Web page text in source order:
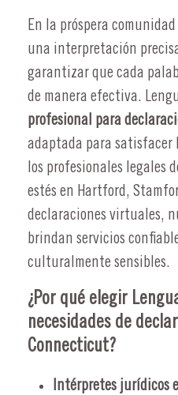
En la próspera
una interpretación
garantizar que cada
de manera efectiva.
profesional para
adaptada para satisfacer
los profesionales legales
estés en Hartford,
declaraciones virtuales,
brindan servicios
culturalmente sensibles.
¿Por qué elegir
necesidades de
Connecticut?
Intérpretes jurídicos